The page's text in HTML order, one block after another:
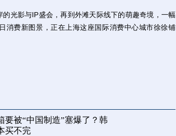
影与IP盛会，再到外滩天际线下的萌趣奇境，一幅
消费新图景，正在上海这座国际消费中心城市徐徐铺
要被“中国制造”塞爆了？韩
买不完